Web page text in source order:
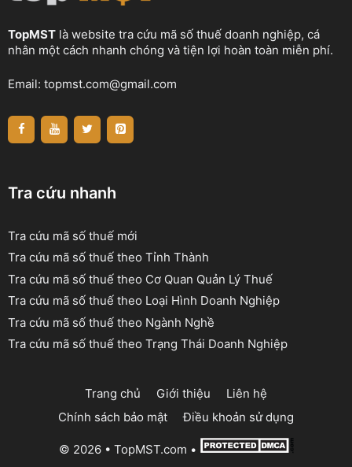
TopMST là website tra cứu mã số thuế doanh nghiệp, cá
nhân một cách nhanh chóng và tiện lợi hoàn toàn miễn phí.
Email: topmst.com@gmail.com
Tra cứu nhanh
Tra cứu mã số thuế mới
Tra cứu mã số thuế theo Tỉnh Thành
Tra cứu mã số thuế theo Cơ Quan Quản Lý Thuế
Tra cứu mã số thuế theo Loại Hình Doanh Nghiệp
Tra cứu mã số thuế theo Ngành Nghề
Tra cứu mã số thuế theo Trạng Thái Doanh Nghiệp
Trang chủ Giới thiệu
Liên hệ
Chính sách bảo mật
Điều khoản sử dụng
© 2026 • TopMST.com •